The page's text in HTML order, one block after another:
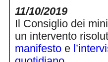
11/10/2019
Il Consiglio dei
un intervento
manifesto e